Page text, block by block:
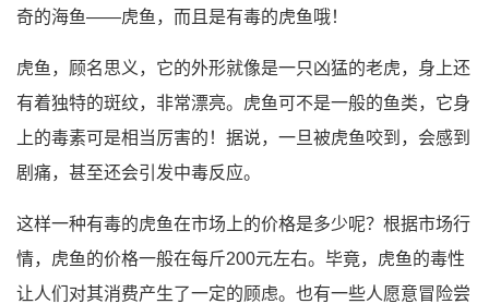
奇的海鱼——虎鱼，而且是有毒的虎鱼哦！
虎鱼，顾名思义，它的外形就像是一只凶猛的老虎，身上还
有着独特的斑纹，非常漂亮。虎鱼可不是一般的鱼类，它身
上的毒素可是相当厉害的！据说，一旦被虎鱼咬到，会感到
剧痛，甚至还会引发中毒反应。
这样一种有毒的虎鱼在市场上的价格是多少呢？根据市场行
情，虎鱼的价格一般在每斤200元左右。毕竟，虎鱼的毒性
让人们对其消费产生了一定的顾虑。也有一些人愿意冒险尝